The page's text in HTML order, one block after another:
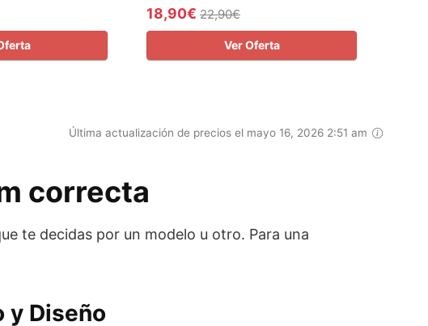
18,90€ 22,90€
Ver Oferta
Última actualización de precios el mayo 16, 2026 2:51 am
correcta
te decidas por un modelo u otro. Para una
y Diseño